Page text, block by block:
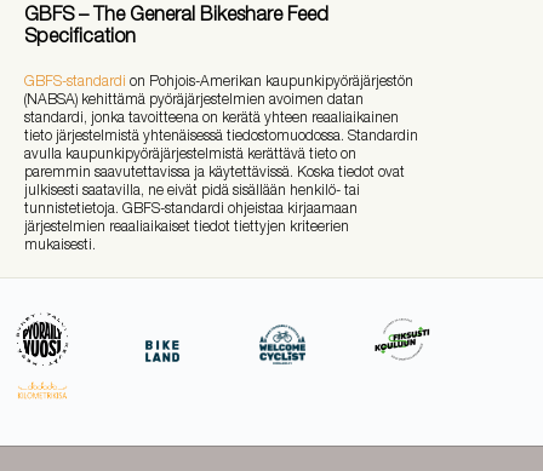
GBFS – The General Bikeshare Feed
Specification
GBFS-standardi on Pohjois-Amerikan kaupunkipyöräjärjestön
(NABSA) kehittämä pyöräjärjestelmien avoimen datan
standardi, jonka tavoitteena on kerätä yhteen reaaliaikainen
tieto järjestelmistä yhtenäisessä tiedostomuodossa. Standardin
avulla kaupunkipyöräjärjestelmistä kerättävä tieto on
paremmin saavutettavissa ja käytettävissä. Koska tiedot ovat
julkisesti saatavilla, ne eivät pidä sisällään henkilö- tai
tunnistetietoja. GBFS-standardi ohjeistaa kirjaamaan
järjestelmien reaaliaikaiset tiedot tiettyjen kriteerien
mukaisesti.